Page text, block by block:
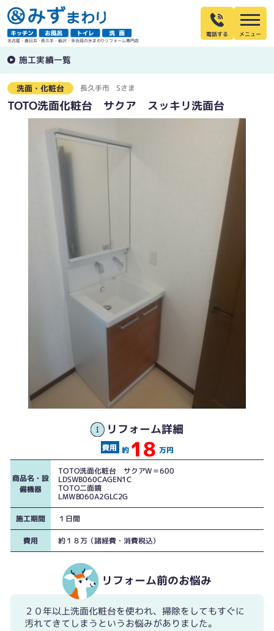
名古屋・春日井・長久手・稲沢・多治見の水まわりリフォーム専門店
電話する
施工実績一覧
洗面・化粧台 長久手市 Sさま
TOTO洗面化粧台 サクア スッキリ洗面台
リフォーム詳細
約 18 万円
商品名・設
備機器
TOTO洗面化粧台 サクアW＝600
LDSWB060CAGEN1C
TOTO二面鏡
LMWB060A2GLC2G
施工期間 １日間
費用 約１８万（諸経費・消費税込）
リフォーム前のお悩み
２０年以上洗面化粧台を使われ、掃除をしてもすぐに
汚れてきてしまうというお悩みがありました。
掃除をしても汚れがつきやすい状態でした。
スッキリした形状でお手入れ性が良くなりました！